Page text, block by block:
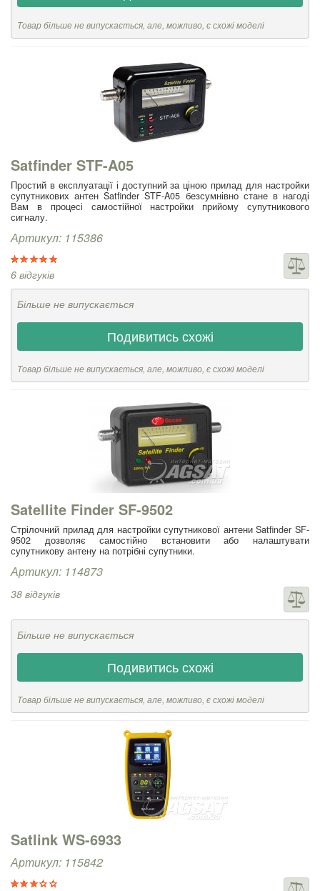
Товар більше не випускається, але, можливо, є схожі моделі
Satfinder STF-A05
Простий в експлуатації і доступний за ціною прилад для настройки
супутникових антен Satfinder STF-A05 безсумнівно стане в нагоді
Вам в процесі самостійної настройки прийому супутникового
сигналу.
Артикул: 115386
6 відгуків
Більше не випускається
Подивитись схожі
Товар більше не випускається, але, можливо, є схожі моделі
Satellite Finder SF-9502
Стрілочний прилад для настройки супутникової антени Satfinder SF-
9502 дозволяє самостійно встановити або налаштувати
супутникову антену на потрібні супутники.
Артикул: 114873
38 відгуків
Більше не випускається
Подивитись схожі
Товар більше не випускається, але, можливо, є схожі моделі
Satlink WS-6933
Артикул: 115842